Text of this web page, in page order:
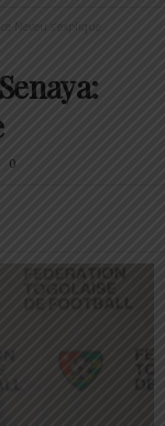
Neveu s’explique
0